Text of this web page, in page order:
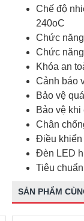
Chế độ
240oC
Chức
Chức
Khóa an
Cảnh báo
Bảo vệ
Bảo vệ
Chân
Điều khiển
Đèn LED
Tiêu
SẢN PHẨM